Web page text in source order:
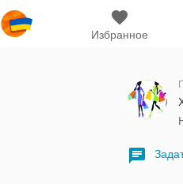
Избранное